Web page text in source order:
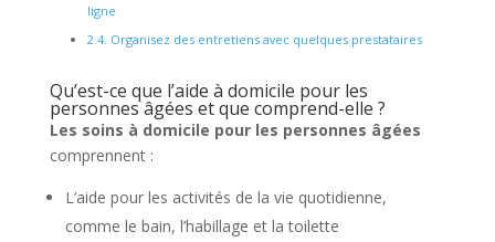
ligne
2.4. Organisez des entretiens avec quelques prestataires
Qu’est-ce que l’aide à domicile pour les
personnes âgées et que comprend-elle ?
Les soins à domicile pour les personnes âgées
comprennent :
L’aide pour les activités de la vie quotidienne,
comme le bain, l’habillage et la toilette